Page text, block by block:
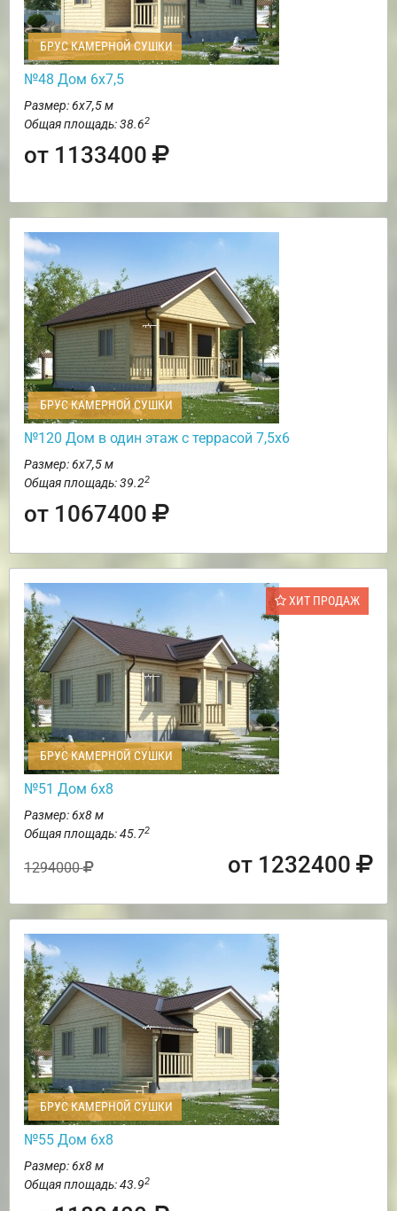
БРУС КАМЕРНОЙ СУШКИ
№48 Дом 6х7,5
Размер: 6х7,5 м
Общая площадь: 38.62
от 1133400
БРУС КАМЕРНОЙ СУШКИ
№120 Дом в один этаж с террасой 7,5х6
Размер: 6х7,5 м
Общая площадь: 39.22
от 1067400
ХИТ ПРОДАЖ
БРУС КАМЕРНОЙ СУШКИ
№51 Дом 6х8
Размер: 6х8 м
Общая площадь: 45.72
1294000 от 1232400
БРУС КАМЕРНОЙ СУШКИ
№55 Дом 6х8
Размер: 6х8 м
Общая площадь: 43.92